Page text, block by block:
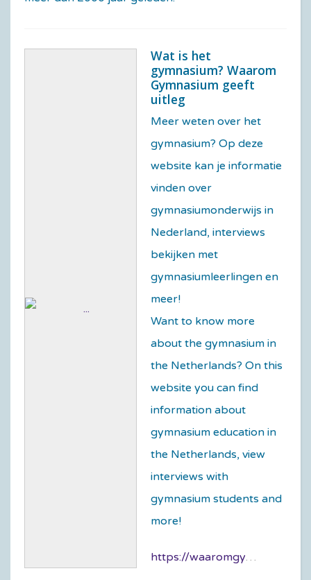
Wat is het
gymnasium? Waarom
Gymnasium geeft
uitleg
Meer weten over het
gymnasium? Op deze
website kan je informatie
vinden over
gymnasiumonderwijs in
Nederland, interviews
bekijken met
gymnasiumleerlingen en
meer!
Want to know more
about the gymnasium in
the Netherlands? On this
website you can find
information about
gymnasium education in
the Netherlands, view
interviews with
gymnasium students and
more!
https://waaromgymnasium.nl